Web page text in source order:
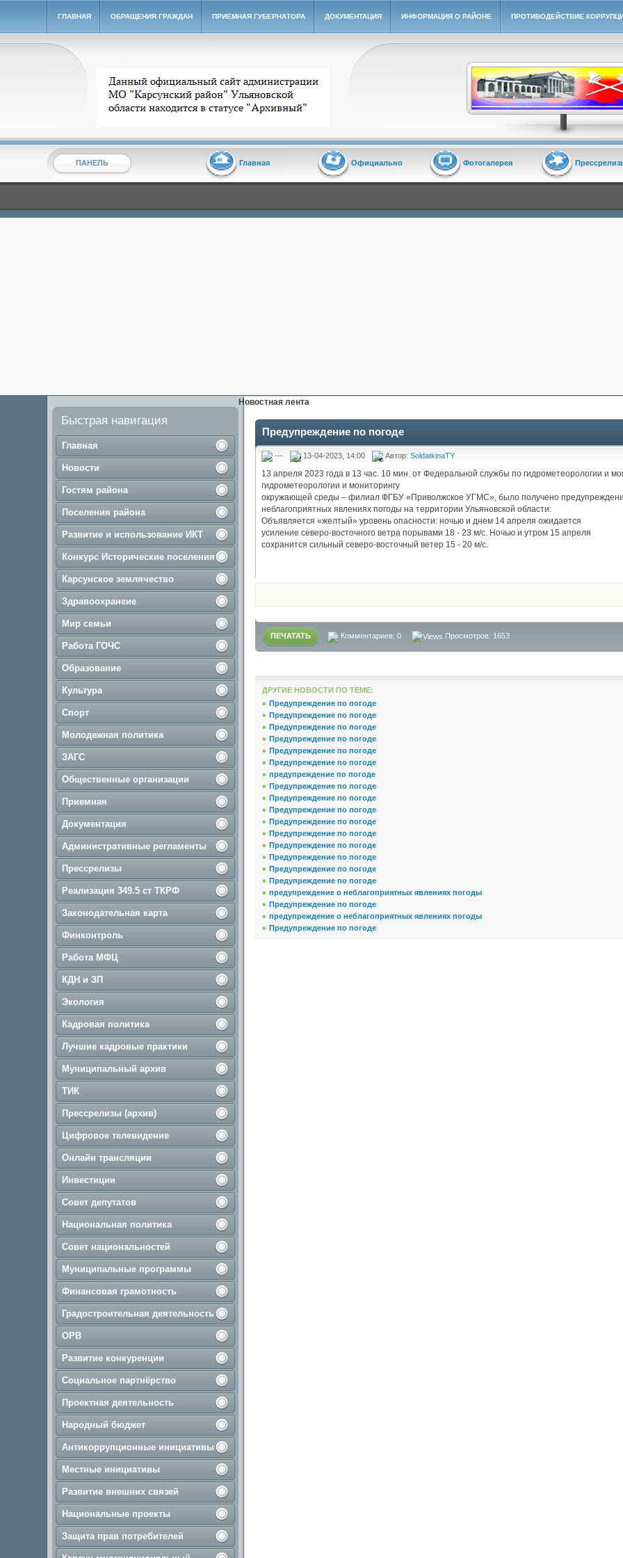
ГЛАВНАЯ ОБРАЩЕНИЯ ГРАЖДАН ПРИЕМНАЯ ГУБЕРНАТОРА ДОКУМЕНТАЦИЯ ИНФОРМАЦИЯ О РАЙОНЕ ПРОТИВОДЕЙСТВИЕ
Архивный сайт администрации МО "Карсунский район"
ПАНЕЛЬ Главная Официально Фотогалерея
Быстрая навигация
Главная
Новости
Гостям района
Поселения района
Развитие и использование ИКТ
Конкурс Исторические поселения
Карсунское землячество
Здравоохранеие
Мир семьи
Работа ГОЧС
Образование
Культура
Спорт
Молодежная политика
ЗАГС
Общественные организации
Приемная
Документация
Административные регламенты
Прессрелизы
Реализация 349.5 ст ТКРФ
Законодательная карта
Финконтроль
Работа МФЦ
КДН и ЗП
Экология
Кадровая политика
Лучшие кадровые практики
Муниципальный архив
ТИК
Прессрелизы (архив)
Цифровое телевидение
Онлайн трансляции
Инвестиции
Совет депутатов
Национальная политика
Совет национальностей
Муниципальные программы
Финансовая грамотность
Градостроительная деятельность
ОРВ
Развитие конкуренции
Социальное партнёрство
Проектная деятельность
Народный бюджет
Антикоррупционные инициативы
Местные инициативы
Развитие внешних связей
Национальные проекты
Защита прав потребителей
Новостная лента
Предупреждение по погоде
--- 13-04-2023, 14:00 Автор:SoldatkinaTY
13 апреля 2023 года в 13 час. 10 мин. от Федеральной службы по гидрометеорологии и
гидрометеорологии и мониторингу
окружающей среды – филиал ФГБУ «Приволжское УГМС», было получено
неблагоприятных явлениях погоды на территории Ульяновской области:
Объявляется «желтый» уровень опасности: ночью и днем 14 апреля ожидается
усиление северо-восточного ветра порывами 18 - 23 м/с. Ночью и утром 15 апреля
сохранится сильный северо-восточный ветер 15 - 20 м/с.
ПЕЧАТАТЬ Комментариев:0 Просмотров: 1653
ДРУГИЕ НОВОСТИ ПО ТЕМЕ:
Предупреждение по погоде
Предупреждение по погоде
Предупреждение по погоде
Предупреждение по погоде
Предупреждение по погоде
Предупреждение по погоде
предупреждение по погоде
Предупреждение по погоде
Предупреждение по погоде
Предупреждение по погоде
Предупреждение по погоде
Предупреждение по погоде
Предупреждение по погоде
Предупреждение по погоде
Предупреждение по погоде
Предупреждение по погоде
предупреждение о неблагоприятных явлениях погоды
Предупреждение по погоде
предупреждение о неблагоприятных явлениях погоды
Предупреждение по погоде